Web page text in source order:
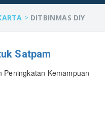
> DITBINMAS DIY
Satpam
Kemampuan